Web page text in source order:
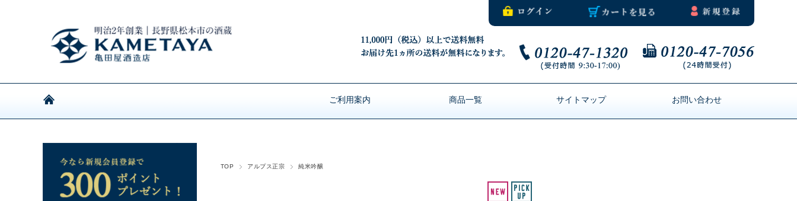
ご利用案内 商品一覧 サイトマップ お問い合わせ
TOP アルプス正宗 純米吟醸